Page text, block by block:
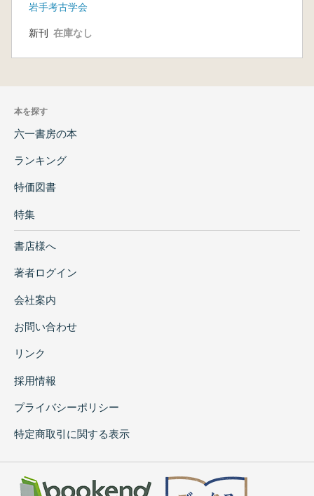
岩手考古学会
新刊 在庫なし
本を探す
六一書房の本
ランキング
特価図書
特集
書店様へ
著者ログイン
会社案内
お問い合わせ
リンク
採用情報
プライバシーポリシー
特定商取引に関する表示